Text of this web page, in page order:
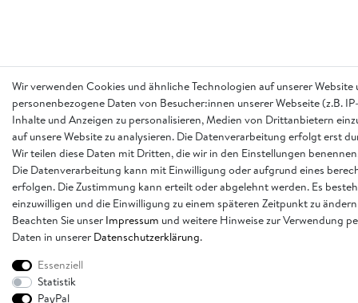
Wir verwenden Cookies und ähnliche Technologien auf unserer
personenbezogene Daten von Besucher:innen unserer Webseite (z.B.
Inhalte und Anzeigen zu personalisieren, Medien von Drittanbietern
auf unsere Website zu analysieren. Die Datenverarbeitung erfolgt erst
Wir teilen diese Daten mit Dritten, die wir in den Einstellungen
Die Datenverarbeitung kann mit Einwilligung oder aufgrund eines
erfolgen. Die Zustimmung kann erteilt oder abgelehnt werden. Es
einzuwilligen und die Einwilligung zu einem späteren Zeitpunkt zu
Beachten Sie unser Impressum und weitere Hinweise zur Verwendung
Daten in unserer Daten­schutz­erklärung.
Essenziell
Statistik
PayPal